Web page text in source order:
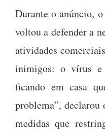
Durante o anúncio,
voltou a defender a
atividades
inimigos: o vírus e
ficando em casa
problema”, declarou
medidas que